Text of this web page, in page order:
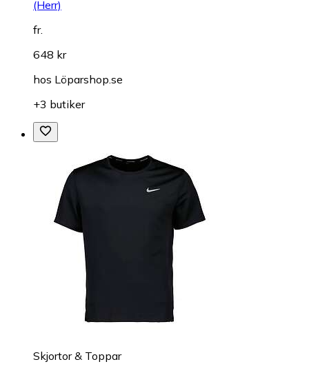
(Herr)
fr.
648 kr
hos Löparshop.se
+3 butiker
Skjortor & Toppar